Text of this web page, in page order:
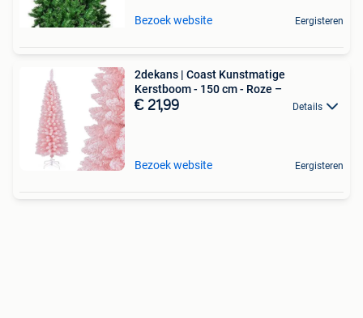
Bezoek website Eergisteren
2dekans | Coast Kunstmatige
Kerstboom - 150 cm - Roze –
€ 21,99 Details
Bezoek website Eergisteren